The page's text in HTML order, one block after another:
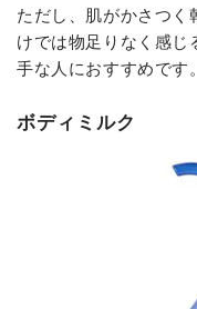
ただし、肌がかさつ
けでは物足りなく感
手な人におすすめです。
ボディミルク